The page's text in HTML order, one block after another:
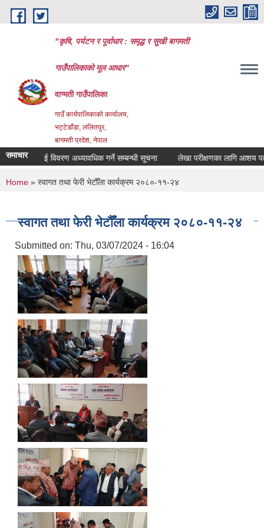
Skip to main content
"कृषि, पर्यटन र पूर्वाधार : समृद्ध र सुखी बागमती
गाउँपालिकाको मूल आधार"
वाग्मती गाउँपालिका
गाउँ कार्यपालिकाको कार्यालय,
भट्टेडाँडा, ललितपुर,
बागमती प्रदेश, नेपाल
समाचार
आवद्ध भई विवरण अध्यावधिक गर्ने सम्बन्धी सूचना लेखा परीक्षणका लागि आशय पत्र
You are here
Home » स्वागत तथा फेरी भेटौँला कार्यक्रम २०८०-११-२४
स्वागत तथा फेरी भेटौँला कार्यक्रम २०८०-११-२४
Submitted on: Thu, 03/07/2024 - 16:04